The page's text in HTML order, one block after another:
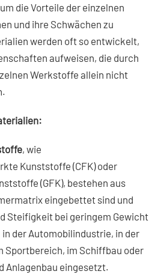
Kontakt
die Vorteile der einzelnen
und ihre Schwächen zu
werden oft so entwickelt,
aufweisen, die durch
Werkstoffe allein nicht
, wie
Kunststoffe (CFK) oder
(GFK), bestehen aus
eingebettet sind und
Steifigkeit bei geringem Gewicht
der Automobilindustrie, in der
Sportbereich, im Schiffbau oder
Anlagenbau eingesetzt.